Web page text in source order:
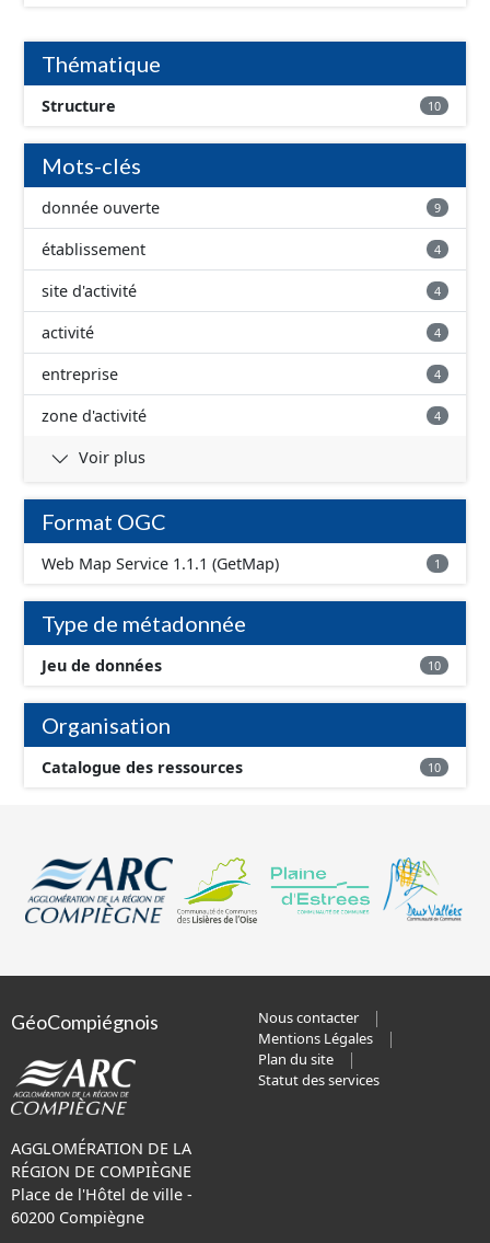
filtrée sur le bâti. L'acquisition des données a été
réalisée pendant la nuit du 02/02/2015.
Thématique
Structure 10
Mots-clés
donnée ouverte 9
établissement 4
site d'activité 4
activité 4
entreprise 4
zone d'activité 4
Voir plus
Format OGC
Web Map Service 1.1.1 (GetMap) 1
Type de métadonnée
Jeu de données 10
Organisation
Catalogue des ressources 10
GéoCompiégnois
AGGLOMÉRATION DE LA
RÉGION DE COMPIÈGNE
Place de l'Hôtel de ville -
60200 Compiègne
Nous contacter
Mentions Légales
Plan du site
Statut des services